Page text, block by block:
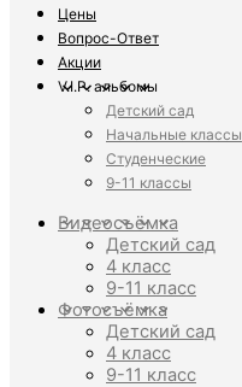
Цены
Вопрос-Ответ
Акции
V.I.P. альбомы
Детский сад
Начальные классы
Студенческие
9-11 классы
Видеосъёмка
Детский сад
4 класс
9-11 класс
Фотосъёмка
Детский сад
4 класс
9-11 класс